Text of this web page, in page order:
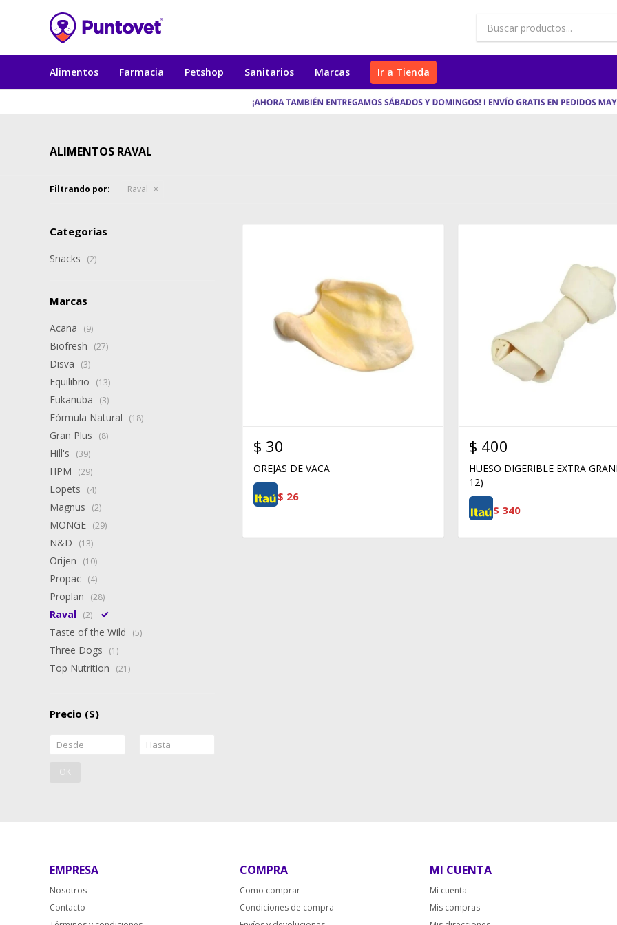
Alimentos Farmacia Petshop Sanitarios Marcas Ir a Tienda
ALIMENTOS RAVAL
Filtrando por: Raval
$ 30
OREJAS DE VACA
$ 26
$ 400
HUESO DIGERIBLE EXTRA
12)
$ 340
Categorías
Snacks (2)
Marcas
Acana (9)
Biofresh (27)
Disva (3)
Equilibrio (13)
Eukanuba (3)
Fórmula Natural (18)
Gran Plus (8)
Hill's (39)
HPM (29)
Lopets (4)
Magnus (2)
MONGE (29)
N&D (13)
Orijen (10)
Propac (4)
Proplan (28)
Raval (2)
Taste of the Wild (5)
Three Dogs (1)
Top Nutrition (21)
Precio ($)
OK
EMPRESA
Nosotros
Contacto
COMPRA
Como comprar
Condiciones de compra
MI CUENTA
Mi cuenta
Mis compras